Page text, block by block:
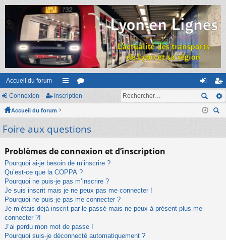
Accueil du forum
ac
ur
s
or
m
on
ne
ns
cri
Connexion Inscription
Accueil du forum
Foire aux questions
Problèmes de connexion et d’inscription
Pourquoi ai-je besoin de m’inscrire ?
Qu’est-ce que la COPPA ?
Pourquoi ne puis-je pas m’inscrire ?
Je suis inscrit mais je ne peux pas me connecter !
Pourquoi ne puis-je pas me connecter ?
Je m’étais déjà inscrit par le passé mais ne peux à présent plus me
connecter ?!
J’ai perdu mon mot de passe !
Pourquoi suis-je déconnecté automatiquement ?